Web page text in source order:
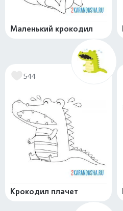
Маленький крокодил
544
Крокодил плачет